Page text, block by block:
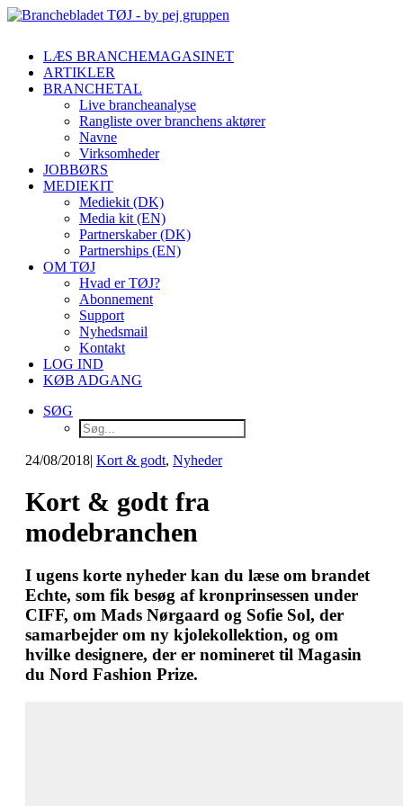
LÆS BRANCHEMAGASINET
ARTIKLER
BRANCHETAL
Live brancheanalyse
Rangliste over branchens aktører
Navne
Virksomheder
JOBBØRS
MEDIEKIT
Mediekit (DK)
Media kit (EN)
Partnerskaber (DK)
Partnerships (EN)
OM TØJ
Hvad er TØJ?
Abonnement
Support
Nyhedsmail
Kontakt
LOG IND
KØB ADGANG
SØG
24/08/2018| Kort & godt, Nyheder
Kort & godt fra
modebranchen
I ugens korte nyheder kan du læse om brandet
Echte, som fik besøg af kronprinsessen under
CIFF, om Mads Nørgaard og Sofie Sol, der
samarbejder om ny kjolekollektion, og om
hvilke designere, der er nomineret til Magasin
du Nord Fashion Prize.